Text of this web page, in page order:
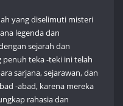
yang diselimuti misteri
legenda dan
sejarah dan
penuh teka -teki ini telah
sarjana, sejarawan, dan
-abad, karena mereka
rahasia dan